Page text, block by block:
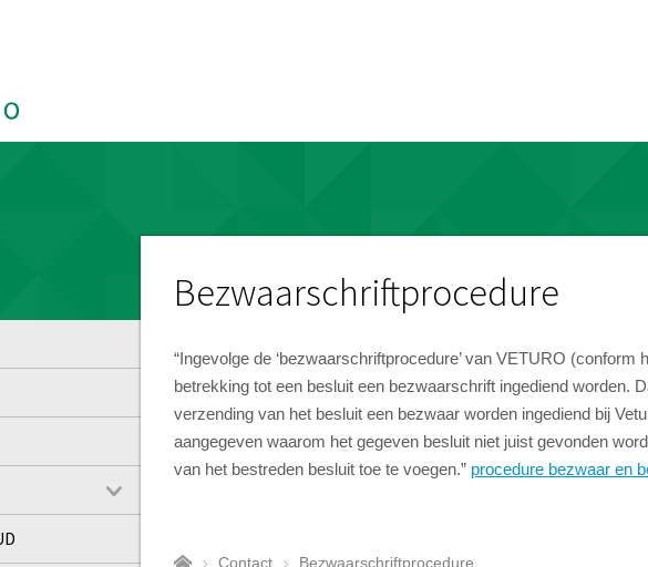
Bezwaarschriftprocedure
“Ingevolge de ‘bezwaarschriftprocedure’ van VETURO
betrekking tot een besluit een bezwaarschrift ingediend worden.
verzending van het besluit een bezwaar worden ingediend bij
aangegeven waarom het gegeven besluit niet juist gevonden
van het bestreden besluit toe te voegen.” procedure bezwaar en
Contact Bezwaarschriftprocedure